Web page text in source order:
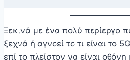
Ξεκινά με ένα πολύ περίεργο
ξεχνά ή αγνοεί το τι είναι το
επί το πλείστον να είναι